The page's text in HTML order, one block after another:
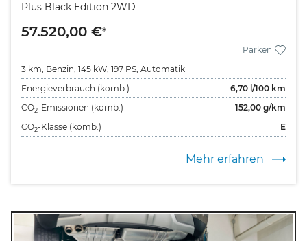
Plus Black Edition 2WD
57.520,00 €*
Parken
3 km, Benzin, 145 kW, 197 PS, Automatik
Energieverbrauch (komb.)
6,70 l/100 km
CO2-Emissionen (komb.) 152,00 g/km
CO2-Klasse (komb.) E
Mehr erfahren